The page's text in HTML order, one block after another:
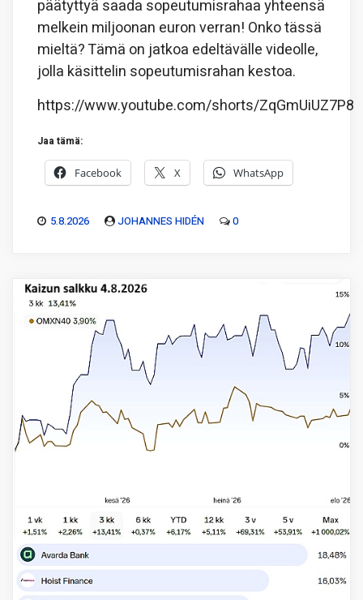
päätyttyä saada sopeutumisrahaa yhteensä
melkein miljoonan euron verran! Onko tässä
mieltä? Tämä on jatkoa edeltävälle videolle,
jolla käsittelin sopeutumisrahan kestoa.
https://www.youtube.com/shorts/ZqGmUiUZ7P8
Jaa tämä:
Facebook X WhatsApp
5.8.2026 JOHANNES HIDÉN 0